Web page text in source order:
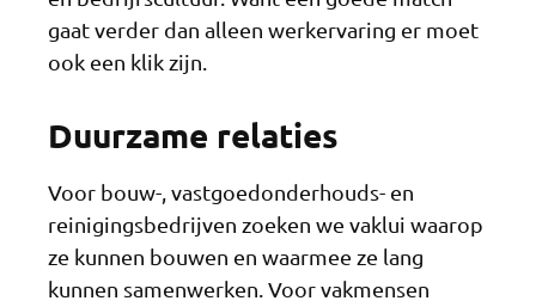
gaat verder dan alleen werkervaring er moet
ook een klik zijn.
Duurzame relaties
Voor bouw-, vastgoedonderhouds- en
reinigingsbedrijven zoeken we vaklui waarop
ze kunnen bouwen en waarmee ze lang
kunnen samenwerken. Voor vakmensen